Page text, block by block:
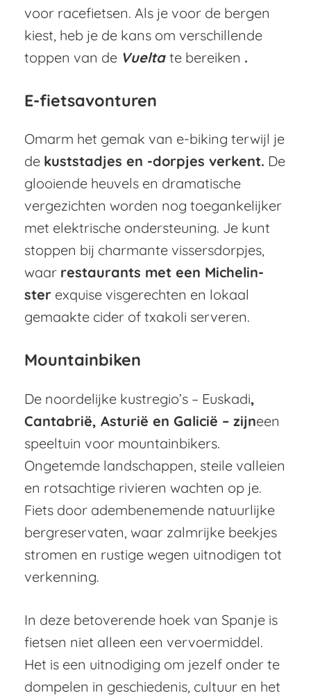
voor racefietsen. Als je voor de bergen
kiest, heb je de kans om verschillende
toppen van de Vuelta te bereiken .
E-fietsavonturen
Omarm het gemak van e-biking terwijl je
de kuststadjes en -dorpjes verkent. De
glooiende heuvels en dramatische
vergezichten worden nog toegankelijker
met elektrische ondersteuning. Je kunt
stoppen bij charmante vissersdorpjes,
waar restaurants met een Michelin-
ster exquise visgerechten en lokaal
gemaakte cider of txakoli serveren.
Mountainbiken
De noordelijke kustregio’s – Euskadi,
Cantabrië, Asturië en Galicië – zijneen
speeltuin voor mountainbikers.
Ongetemde landschappen, steile valleien
en rotsachtige rivieren wachten op je.
Fiets door adembenemende natuurlijke
bergreservaten, waar zalmrijke beekjes
stromen en rustige wegen uitnodigen tot
verkenning.
In deze betoverende hoek van Spanje is
fietsen niet alleen een vervoermiddel.
Het is een uitnodiging om jezelf onder te
dompelen in geschiedenis, cultuur en het